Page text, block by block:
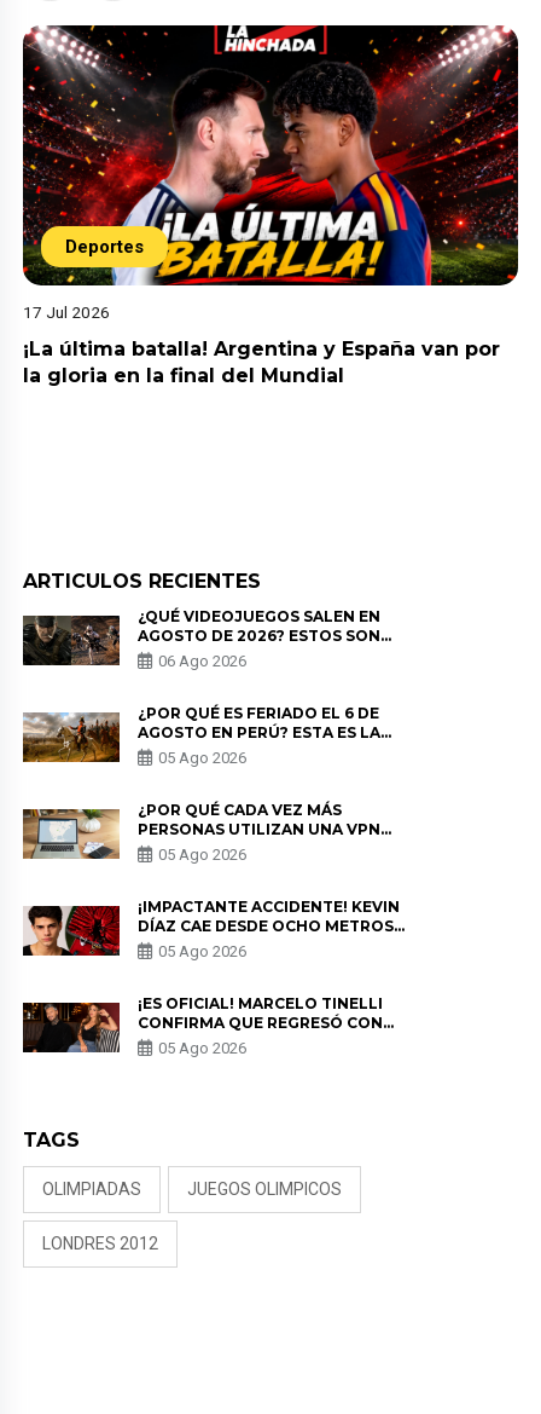
Deportes
17 Jul 2026
¡La última batalla! Argentina y España van por
la gloria en la final del Mundial
ARTICULOS RECIENTES
¿QUÉ VIDEOJUEGOS SALEN EN
AGOSTO DE 2026? ESTOS SON
LOS ESTRENOS MÁS ESPERADOS
06 Ago 2026
¿POR QUÉ ES FERIADO EL 6 DE
AGOSTO EN PERÚ? ESTA ES LA
HISTORIA
05 Ago 2026
¿POR QUÉ CADA VEZ MÁS
PERSONAS UTILIZAN UNA VPN
PARA PROTEGER SU
PRIVACIDAD?
05 Ago 2026
¡IMPACTANTE ACCIDENTE! KEVIN
DÍAZ CAE DESDE OCHO METROS
EN “ESTO ES GUERRA” Y GENERA
PREOCUPACIÓN
05 Ago 2026
¡ES OFICIAL! MARCELO TINELLI
CONFIRMA QUE REGRESÓ CON
MILETT FIGUEROA: “EL AMOR
PUDO MÁS”
05 Ago 2026
TAGS
OLIMPIADAS JUEGOS OLIMPICOS
LONDRES 2012